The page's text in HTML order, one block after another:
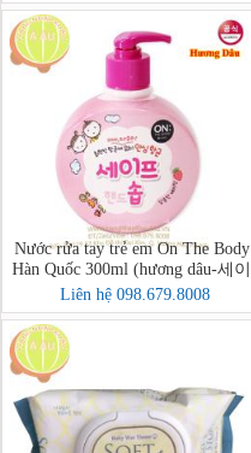
Nước rửa tay trẻ em On The Body
Hàn Quốc 300ml (hương dâu-세이
프핸드솝)
Liên hệ 098.679.8008